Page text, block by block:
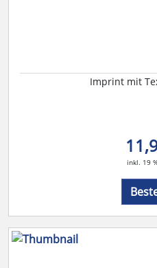
Imprint mit
inkl. 19